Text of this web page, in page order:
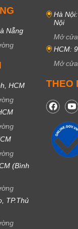
Nẵng
HCM
(Bình
TP.Thủ
Hà
Nội
Mở
HCM:
Mở
THEO